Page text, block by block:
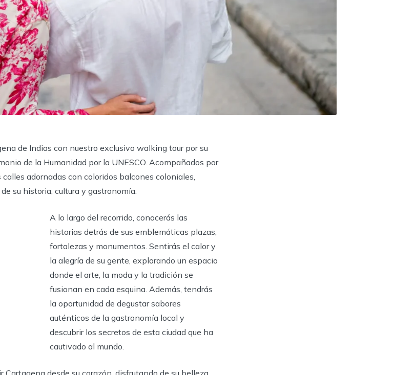
de Indias con nuestro exclusivo walking tour por su
de la Humanidad por la UNESCO. Acompañados por
adornadas con coloridos balcones coloniales,
su historia, cultura y gastronomía.
A lo largo del recorrido, conocerás las
historias detrás de sus emblemáticas plazas,
fortalezas y monumentos. Sentirás el calor y
la alegría de su gente, explorando un espacio
donde el arte, la moda y la tradición se
fusionan en cada esquina. Además, tendrás
la oportunidad de degustar sabores
auténticos de la gastronomía local y
descubrir los secretos de esta ciudad que ha
cautivado al mundo.
desde su corazón, disfrutando de su belleza